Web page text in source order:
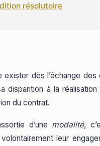
résolutoire
exister dès l’échange
disparition à la réalisation
du contrat.
d’une modalité,
leur